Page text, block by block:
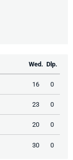
Wed. Dlp.
16 0
23 0
20 0
30 0